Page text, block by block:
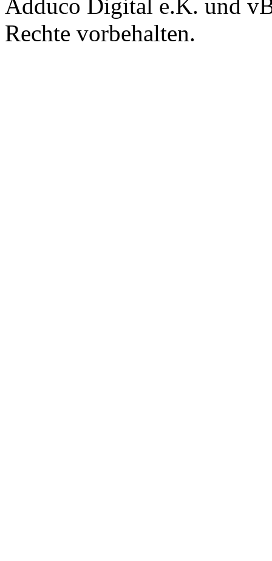
Adduco Digital e.K. und
Rechte vorbehalten.